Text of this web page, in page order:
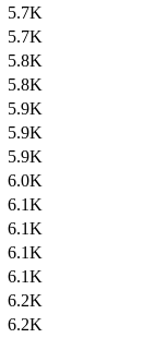
5.7K
5.7K
5.8K
5.8K
5.9K
5.9K
5.9K
6.0K
6.1K
6.1K
6.1K
6.1K
6.2K
6.2K